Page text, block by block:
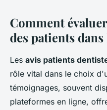
Comment
des patients
Les avis patients
rôle vital dans le choix
témoignages, souvent
plateformes en ligne,